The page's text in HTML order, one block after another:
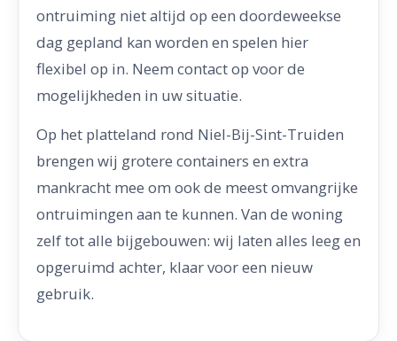
ontruiming niet altijd op een doordeweekse
dag gepland kan worden en spelen hier
flexibel op in. Neem contact op voor de
mogelijkheden in uw situatie.
Op het platteland rond Niel-Bij-Sint-Truiden
brengen wij grotere containers en extra
mankracht mee om ook de meest omvangrijke
ontruimingen aan te kunnen. Van de woning
zelf tot alle bijgebouwen: wij laten alles leeg en
opgeruimd achter, klaar voor een nieuw
gebruik.